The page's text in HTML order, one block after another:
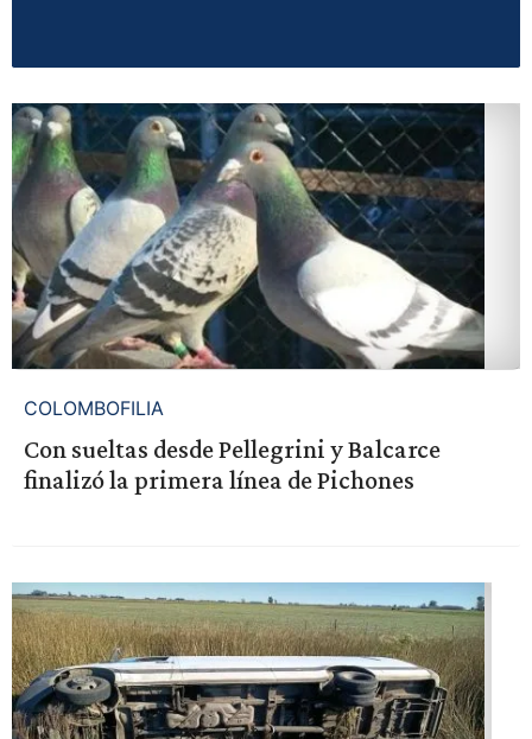
COLOMBOFILIA
Con sueltas desde Pellegrini y Balcarce
finalizó la primera línea de Pichones